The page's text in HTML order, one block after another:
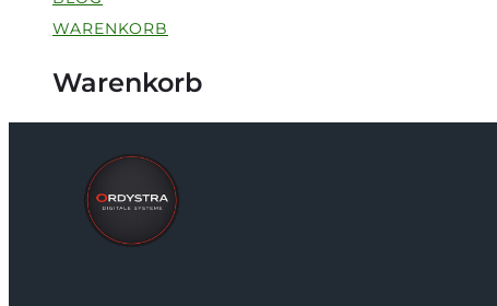
WARENKORB
Warenkorb